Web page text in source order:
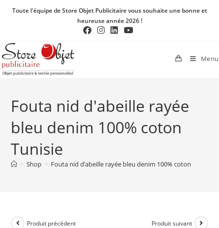
Toute l'équipe de Store Objet Publicitaire vous souhaite une bonne et
heureuse année 2026 !
Menu
Fouta nid d'abeille rayée
bleu denim 100% coton
Tunisie
> Shop > Fouta nid d’abeille rayée bleu denim 100% coton
Produit précédent Produit suivant